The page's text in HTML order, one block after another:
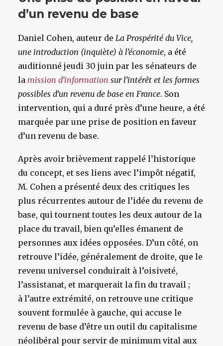
d’un revenu de base
Daniel Cohen, auteur de La Prospérité du Vice,
une introduction (inquiète) à l’économie, a été
auditionné jeudi 30 juin par les sénateurs de
la mission d’information sur l’intérêt et les formes
possibles d’un revenu de base en France. Son
intervention, qui a duré près d’une heure, a été
marquée par une prise de position en faveur
d’un revenu de base.
Après avoir brièvement rappelé l’historique
du concept, et ses liens avec l’impôt négatif,
M. Cohen a présenté deux des critiques les
plus récurrentes autour de l’idée du revenu de
base, qui tournent toutes les deux autour de la
place du travail, bien qu’elles émanent de
personnes aux idées opposées. D’un côté, on
retrouve l’idée, généralement de droite, que le
revenu universel conduirait à l’oisiveté,
l’assistanat, et marquerait la fin du travail ;
à l’autre extrémité, on retrouve une critique
souvent formulée à gauche, qui accuse le
revenu de base d’être un outil du capitalisme
néolibéral pour servir de minimum vital aux